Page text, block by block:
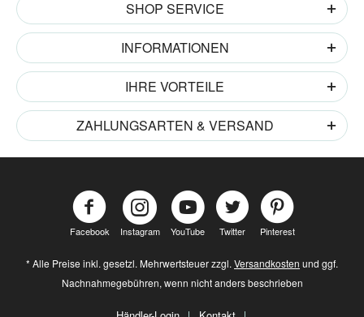
SHOP SERVICE
INFORMATIONEN
IHRE VORTEILE
ZAHLUNGSARTEN & VERSAND
Facebook Instagram YouTube Twitter Pinterest
* Alle Preise inkl. gesetzl. Mehrwertsteuer zzgl. Versandkosten und ggf.
Nachnahmegebühren, wenn nicht anders beschrieben